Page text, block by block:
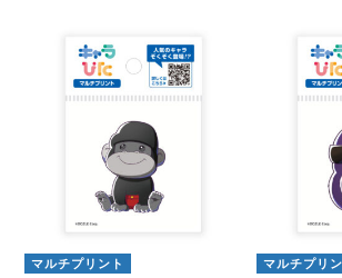
マルチプリント マルチプリ